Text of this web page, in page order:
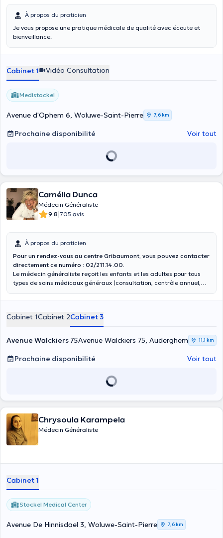
À propos du praticien
Je vous propose une pratique médicale de qualité avec écoute et
bienveillance.
Cabinet 1 Vidéo Consultation
Medistockel
Avenue d'Ophem 6, Woluwe-Saint-Pierre 7,6 km
Prochaine disponibilité Voir tout
Camélia Dunca
Médecin Généraliste
9.8|705 avis
À propos du praticien
Pour un rendez-vous au centre Gribaumont, vous pouvez contacter
directement ce numéro : 02/211.14.00.
Le médecin généraliste reçoit les enfants et les adultes pour tous
types de soins médicaux généraux (consultation, contrôle annuel,
patients dans le temps et les oriente vers des médecins spécialistes
Cabinet 1Cabinet 2Cabinet 3
Avenue Walckiers 75Avenue Walckiers 75, Auderghem 11,1 km
Prochaine disponibilité Voir tout
Chrysoula Karampela
Médecin Généraliste
Cabinet 1
Stockel Medical Center
Avenue De Hinnisdael 3, Woluwe-Saint-Pierre 7,6 km